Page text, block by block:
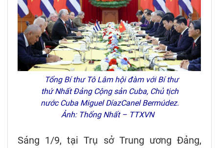
Tổng Bí thư Tô Lâm hội đàm với Bí thư
thứ Nhất Đảng Cộng sản Cuba, Chủ tịch
nước Cuba Miguel DíazCanel Bermúdez.
Ảnh: Thống Nhất – TTXVN
Sáng 1/9, tại Trụ sở Trung ương Đảng,